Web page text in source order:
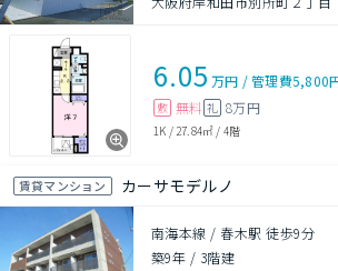
6.05 万円 /管理費5,800
敷 無料 礼 8万円
1K / 27.84㎡ / 4階
賃貸マンション カーサモデルノ
南海本線 / 春木駅 徒歩9分
築9年 / 3階建